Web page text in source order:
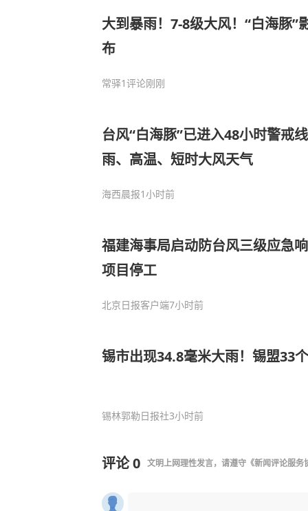
大到暴雨！7-8级大风！“白海豚”
布
常驿1评论刚刚
台风“白海豚”已进入48小时警戒
雨、高温、短时大风天气
海西晨报1小时前
福建海事局启动防台风三级应急
项目停工
北京日报客户端7小时前
锡市出现34.8毫米大雨！锡盟33
锡林郭勒日报社3小时前
评论0 文明上网理性发言，请遵守 《新闻评论服务